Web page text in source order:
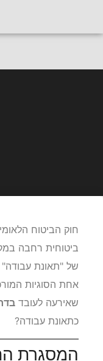
חייגו
חוק הביטוח
ביטוחית רחבה
של "תאונת
אחת הסוגיות
שאירעה לעובד
כתאונת עבודה?